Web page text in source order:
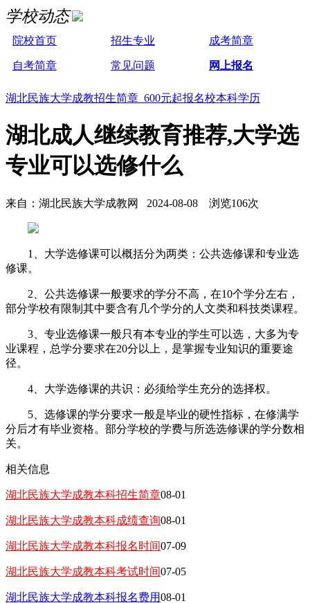
学校动态
院校首页 招生专业 成考简章
自考简章 常见问题 网上报名
湖北民族大学成教招生简章 600元起报名校本科学历
湖北成人继续教育推荐,大学选
专业可以选修什么
来自：湖北民族大学成教网 2024-08-08 浏览106次
1、大学选修课可以概括分为两类：公共选修课和专业选
修课。
2、公共选修课一般要求的学分不高，在10个学分左右，
部分学校有限制其中要含有几个学分的人文类和科技类课程。
3、专业选修课一般只有本专业的学生可以选，大多为专
业课程，总学分要求在20分以上，是掌握专业知识的重要途
径。
4、大学选修课的共识：必须给学生充分的选择权。
5、选修课的学分要求一般是毕业的硬性指标，在修满学
分后才有毕业资格。部分学校的学费与所选选修课的学分数相
关。
相关信息
湖北民族大学成教本科招生简章08-01
湖北民族大学成教本科成绩查询08-01
湖北民族大学成教本科报名时间07-09
湖北民族大学成教本科考试时间07-05
湖北民族大学成教本科报名费用08-01